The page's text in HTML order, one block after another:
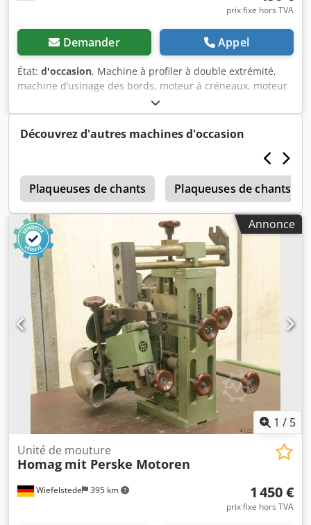
prix fixe hors TVA
Demander Appel
État: d'occasion, Machine à profiler à double extrémité,
machine d’usinage des bords, moteur à créneaux, moteur
d’usinage, moteur électrique, moteur de broche, moteur
de fraisage - Puissance : 4,4 kW à 2890 tr/min à 50 Hz
Dodeb A Tbuopfx Akgjkr - Puissance : 6,6 kW à 5880 tr/min
mm - Outil : Ø 240 x 20 mm - Dimensions : 550/270/H150
mm - Poids : 51 kg
Découvrez d'autres machines d'occasion
Plaqueuses de chants Plaqueuses de chants
Annonce
1 / 5
Wiefelstede 395 km
Unité de mouture
Homag mit Perske Motoren
1 450 €
prix fixe hors TVA